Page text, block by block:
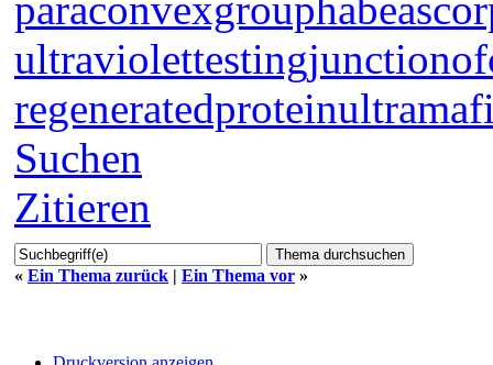
ultraviolettesting
regeneratedprotein
Suchen
Zitieren
« Ein Thema zurück | Ein Thema vor »